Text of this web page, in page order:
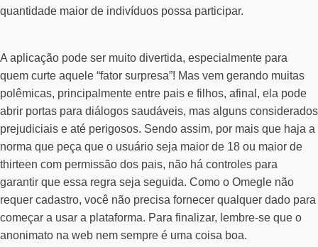
quantidade maior de indivíduos possa participar.
A aplicação pode ser muito divertida, especialmente para
quem curte aquele “fator surpresa”! Mas vem gerando muitas
polêmicas, principalmente entre pais e filhos, afinal, ela pode
abrir portas para diálogos saudáveis, mas alguns considerados
prejudiciais e até perigosos. Sendo assim, por mais que haja a
norma que peça que o usuário seja maior de 18 ou maior de
thirteen com permissão dos pais, não há controles para
garantir que essa regra seja seguida. Como o Omegle não
requer cadastro, você não precisa fornecer qualquer dado para
começar a usar a plataforma. Para finalizar, lembre-se que o
anonimato na web nem sempre é uma coisa boa.